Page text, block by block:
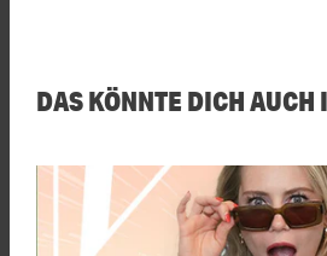
DAS KÖNNTE DICH AUCH